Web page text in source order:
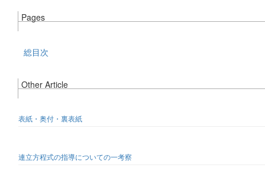
Pages
総目次
Other Article
表紙・奥付・裏表紙
連立方程式の指導についての一考察